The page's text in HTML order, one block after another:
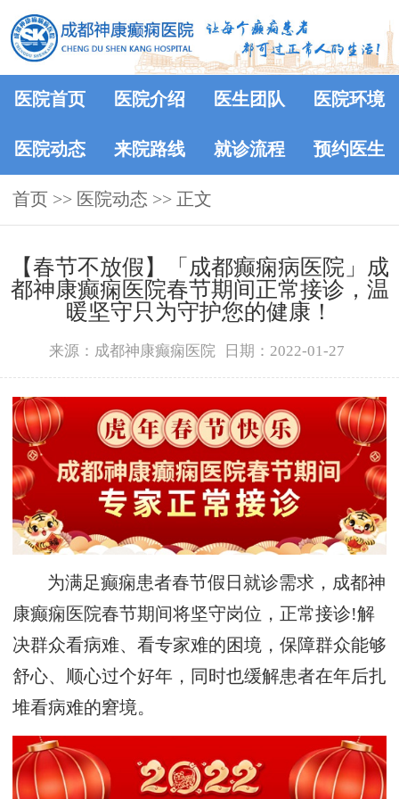
医院首页 医院介绍 医生团队 医院环境
医院动态 来院路线 就诊流程 预约医生
首页 >> 医院动态 >> 正文
【春节不放假】「成都癫痫病医院」成
都神康癫痫医院春节期间正常接诊，温
暖坚守只为守护您的健康！
来源：成都神康癫痫医院 日期：2022-01-27
为满足癫痫患者春节假日就诊需求，成都神
康癫痫医院春节期间将坚守岗位，正常接诊!解
决群众看病难、看专家难的困境，保障群众能够
舒心、顺心过个好年，同时也缓解患者在年后扎
堆看病难的窘境。